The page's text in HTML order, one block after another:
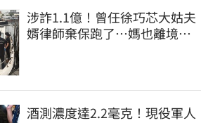
涉詐1.1億！曾任徐巧芯大姑夫
婿律師棄保跑了…媽也離境
酒測濃度達2.2毫克！現役軍人